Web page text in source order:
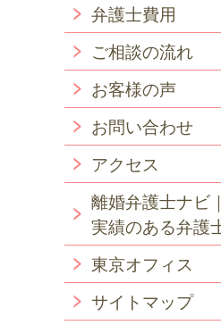
弁護士費用
ご相談の流れ
お客様の声
お問い合わせ
アクセス
離婚弁護士ナビ
実績のある弁護
東京オフィス
サイトマップ